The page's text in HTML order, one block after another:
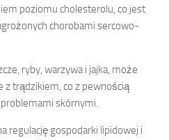
poziomu cholesterolu, co jest
chorobami sercowo-
ryby, warzywa i jajka, może
z trądzikiem, co z pewnością
skórnymi.
regulację gospodarki lipidowej i